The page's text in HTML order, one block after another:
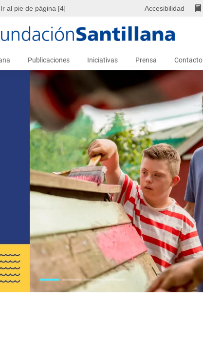
Ir al pie de página [4] Accesibilidad
Publicaciones Iniciativas Prensa Contacto